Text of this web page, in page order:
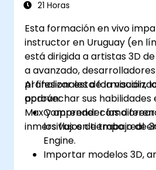
21 Horas
Esta formación en vivo
instructor en Uruguay (en
está dirigida a artistas 3D
a avanzado,
profesionales de la
aprovechar sus habilidades
Max y aprender cómo
inmersivas en tiempo real
Al finalizar esta formación,
podrán:
Comprender las
los flujos de trabajo de
Engine.
Importar modelos 3D,